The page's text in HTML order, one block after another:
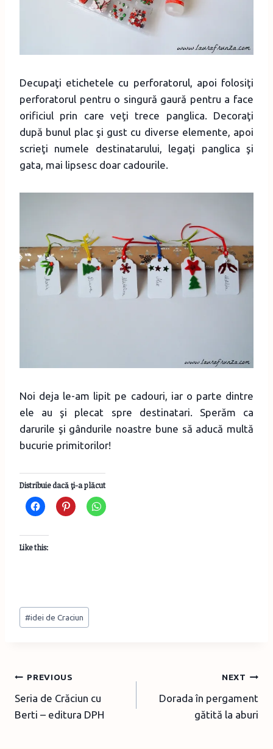
Decupaţi etichetele cu perforatorul, apoi folosiţi
perforatorul pentru o singură gaură pentru a face
orificiul prin care veţi trece panglica. Decoraţi
după bunul plac şi gust cu diverse elemente, apoi
scrieţi numele destinatarului, legaţi panglica şi
gata, mai lipsesc doar cadourile.
Noi deja le-am lipit pe cadouri, iar o parte dintre
ele au şi plecat spre destinatari. Sperăm ca
darurile şi gândurile noastre bune să aducă multă
bucurie primitorilor!
Distribuie dacă ţi-a plăcut
Like this:
Post
Tags:
#idei de Craciun
Post
navigation
PREVIOUS
Seria de Crăciun cu
Berti – editura DPH
NEXT
Dorada în pergament
gătită la aburi